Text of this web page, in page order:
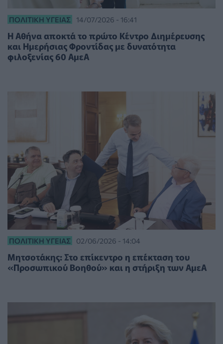
ΠΟΛΙΤΙΚΉ ΥΓΕΊΑΣ 14/07/2026 - 16:41
Η Αθήνα αποκτά το πρώτο Κέντρο Διημέρευσης
και Ημερήσιας Φροντίδας με δυνατότητα
φιλοξενίας 60 ΑμεΑ
ΠΟΛΙΤΙΚΉ ΥΓΕΊΑΣ 02/06/2026 - 14:04
Μητσοτάκης: Στο επίκεντρο η επέκταση του
«Προσωπικού Βοηθού» και η στήριξη των ΑμεΑ